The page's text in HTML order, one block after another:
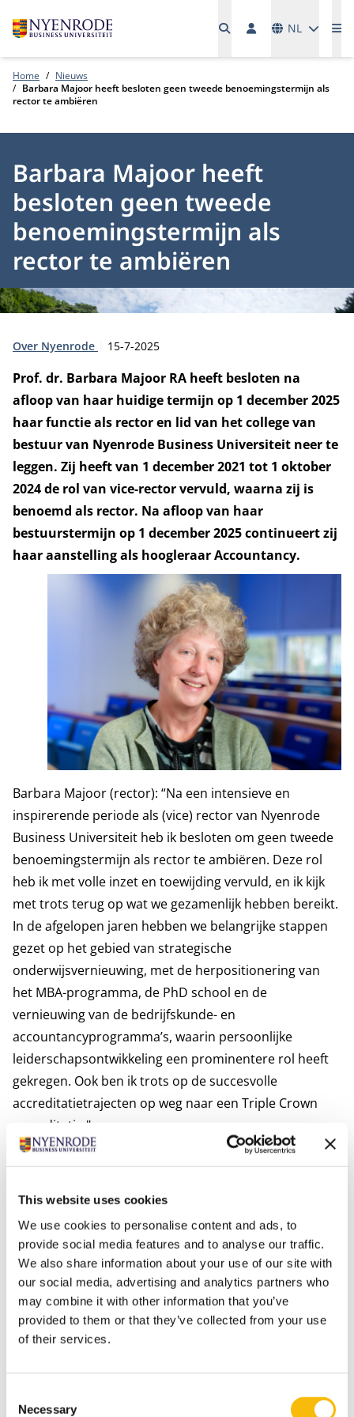
This website uses cookies
We use cookies to personalise content and ads, to
provide social media features and to analyse our traffic.
We also share information about your use of our site with
our social media, advertising and analytics partners who
may combine it with other information that you’ve
provided to them or that they’ve collected from your use
of their services.
Selection
Necessary
NL
Home
Nieuws
Barbara Majoor heeft besloten geen tweede benoemingstermijn als
rector te ambiëren
Barbara Majoor heeft
besloten geen tweede
benoemingstermijn als
rector te ambiëren
Type:
Over Nyenrode Publicatiedatum:
15-7-2025
Prof. dr. Barbara Majoor RA heeft besloten na
afloop van haar huidige termijn op 1 december 2025
haar functie als rector en lid van het college van
bestuur van Nyenrode Business Universiteit neer te
leggen. Zij heeft van 1 december 2021 tot 1 oktober
2024 de rol van vice-rector vervuld, waarna zij is
benoemd als rector. Na afloop van haar
bestuurstermijn op 1 december 2025 continueert zij
haar aanstelling als hoogleraar Accountancy.
Barbara Majoor (rector): “Na een intensieve en
inspirerende periode als (vice) rector van Nyenrode
Business Universiteit heb ik besloten om geen tweede
benoemingstermijn als rector te ambiëren. Deze rol
heb ik met volle inzet en toewijding vervuld, en ik kijk
met trots terug op wat we gezamenlijk hebben bereikt.
In de afgelopen jaren hebben we belangrijke stappen
gezet op het gebied van strategische
onderwijsvernieuwing, met de herpositionering van
het MBA-programma, de PhD school en de
vernieuwing van de bedrijfskunde- en
accountancyprogramma’s, waarin persoonlijke
leiderschapsontwikkeling een prominentere rol heeft
gekregen. Ook ben ik trots op de succesvolle
accreditatietrajecten op weg naar een Triple Crown
accreditatie."
"De hechte samenwerking met collega’s uit alle lagen
van de organisatie, van bestuur, faculteit,
programmamedewerkers tot ondersteunende staf
initiatieven met onze actieve alumni-community en
partners uit het bedrijfsleven waren verrijkend en
inspirerend."
"Na afloop van mijn bestuurstermijn op 1 december
zal ik mij weer volledig richten op mijnacademische
passie, de vernieuwing van het accountancy onderwijs
en het opleiden vanfinanciële professionals.”
“Wij respecteren het besluit van Barbara Majoor en